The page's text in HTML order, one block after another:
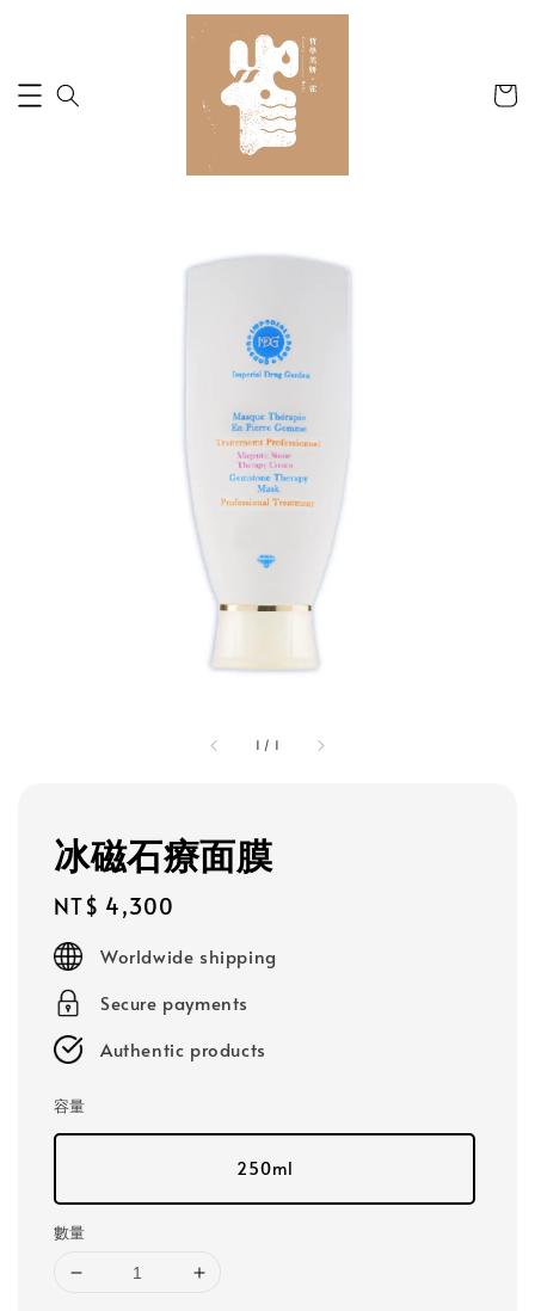
1 / 1
冰磁石療面膜
Regular
price
NT$ 4,300
Worldwide shipping
Secure payments
Authentic products
容量
250ml
數量